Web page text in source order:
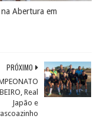
Abertura em
PRÓXIMO
Real
Japão e